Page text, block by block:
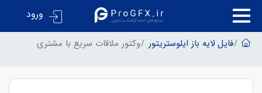
ورود
فایل لایه باز ایلوستریتور وکتور ملاقات سریع با مشتری